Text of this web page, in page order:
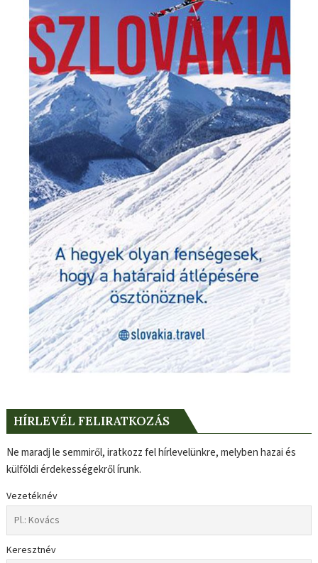
HÍRLEVÉL FELIRATKOZÁS
Ne maradj le semmiről, iratkozz fel hírlevelünkre, melyben hazai és
külföldi érdekességekről írunk.
Vezetéknév
Keresztnév